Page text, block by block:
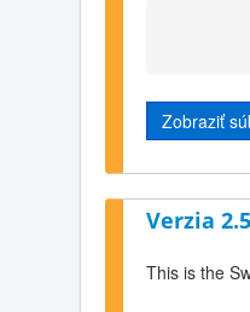
Zobraziť
Verzia
This is the